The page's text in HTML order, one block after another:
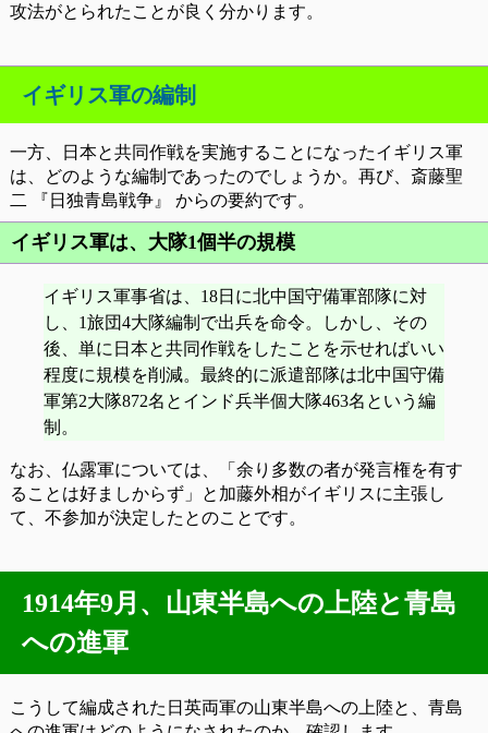
攻法がとられたことが良く分かります。
イギリス軍の編制
一方、日本と共同作戦を実施することになったイギリス軍
は、どのような編制であったのでしょうか。再び、斎藤聖
二 『日独青島戦争』 からの要約です。
イギリス軍は、大隊1個半の規模
イギリス軍事省は、18日に北中国守備軍部隊に対
し、1旅団4大隊編制で出兵を命令。しかし、その
後、単に日本と共同作戦をしたことを示せればいい
程度に規模を削減。最終的に派遣部隊は北中国守備
軍第2大隊872名とインド兵半個大隊463名という編
制。
なお、仏露軍については、「余り多数の者が発言権を有す
ることは好ましからず」と加藤外相がイギリスに主張し
て、不参加が決定したとのことです。
1914年9月、山東半島への上陸と青島
への進軍
こうして編成された日英両軍の山東半島への上陸と、青島